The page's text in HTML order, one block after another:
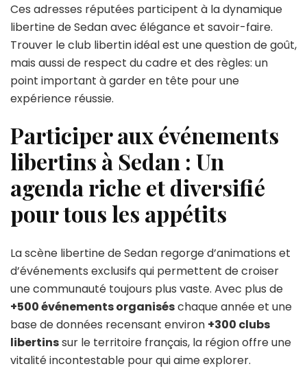
Ces adresses réputées participent à la dynamique
libertine de Sedan avec élégance et savoir-faire.
Trouver le club libertin idéal est une question de goût,
mais aussi de respect du cadre et des règles: un
point important à garder en tête pour une
expérience réussie.
Participer aux événements
libertins à Sedan : Un
agenda riche et diversifié
pour tous les appétits
La scène libertine de Sedan regorge d’animations et
d’événements exclusifs qui permettent de croiser
une communauté toujours plus vaste. Avec plus de
+500 événements organiséschaque année et une
base de données recensant environ +300 clubs
libertinssur le territoire français, la région offre une
vitalité incontestable pour qui aime explorer.